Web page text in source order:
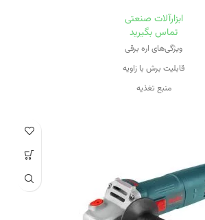
ابزارآلات صنعتی
تماس بگیرید
ویژگی‌های اره برقی
قابلیت برش با زاویه
منبع تغذیه
ظرفیت برش در فولاد
۱۰ میلی‌متر
ظرفیت برش در چوب